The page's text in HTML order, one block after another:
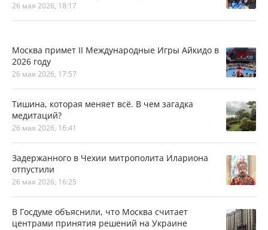
26 мая 2026, 18:17
Москва примет II Международные Игры Айкидо в
2026 году
26 мая 2026, 17:57
Тишина, которая меняет всё. В чем загадка
медитаций?
26 мая 2026, 16:41
Задержанного в Чехии митрополита Илариона
отпустили
26 мая 2026, 16:25
В Госдуме объяснили, что Москва считает
центрами принятия решений на Украине